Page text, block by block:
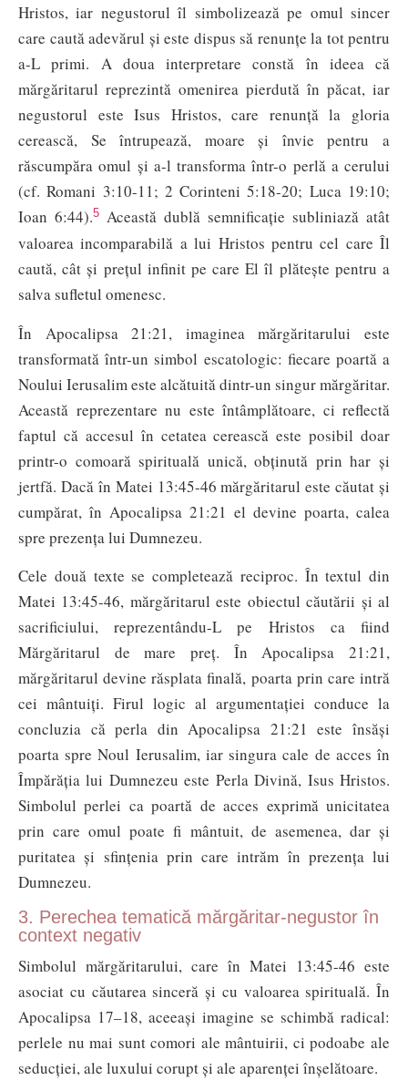
Hristos, iar negustorul îl simbolizează pe omul sincer
care caută adevărul și este dispus să renunțe la tot pentru
a-L primi. A doua interpretare constă în ideea că
mărgăritarul reprezintă omenirea pierdută în păcat, iar
negustorul este Isus Hristos, care renunță la gloria
cerească, Se întrupează, moare și învie pentru a
răscumpăra omul și a-l transforma într-o perlă a cerului
(cf. Romani 3:10-11; 2 Corinteni 5:18-20; Luca 19:10;
Ioan 6:44).5 Această dublă semnificație subliniază atât
valoarea incomparabilă a lui Hristos pentru cel care Îl
caută, cât și prețul infinit pe care El îl plătește pentru a
salva sufletul omenesc.
În Apocalipsa 21:21, imaginea mărgăritarului este
transformată într-un simbol escatologic: fiecare poartă a
Noului Ierusalim este alcătuită dintr-un singur mărgăritar.
Această reprezentare nu este întâmplătoare, ci reflectă
faptul că accesul în cetatea cerească este posibil doar
printr-o comoară spirituală unică, obținută prin har și
jertfă. Dacă în Matei 13:45-46 mărgăritarul este căutat și
cumpărat, în Apocalipsa 21:21 el devine poarta, calea
spre prezența lui Dumnezeu.
Cele două texte se completează reciproc. În textul din
Matei 13:45-46, mărgăritarul este obiectul căutării și al
sacrificiului, reprezentându-L pe Hristos ca fiind
Mărgăritarul de mare preț. În Apocalipsa 21:21,
mărgăritarul devine răsplata finală, poarta prin care intră
cei mântuiți. Firul logic al argumentației conduce la
concluzia că perla din Apocalipsa 21:21 este însăși
poarta spre Noul Ierusalim, iar singura cale de acces în
Împărăția lui Dumnezeu este Perla Divină, Isus Hristos.
Simbolul perlei ca poartă de acces exprimă unicitatea
prin care omul poate fi mântuit, de asemenea, dar și
puritatea și sfințenia prin care intrăm în prezența lui
Dumnezeu.
3. Perechea tematică mărgăritar-negustor în
context negativ
Simbolul mărgăritarului, care în Matei 13:45-46 este
asociat cu căutarea sinceră și cu valoarea spirituală. În
Apocalipsa 17–18, aceeași imagine se schimbă radical:
perlele nu mai sunt comori ale mântuirii, ci podoabe ale
seducției, ale luxului corupt și ale aparenței înșelătoare.